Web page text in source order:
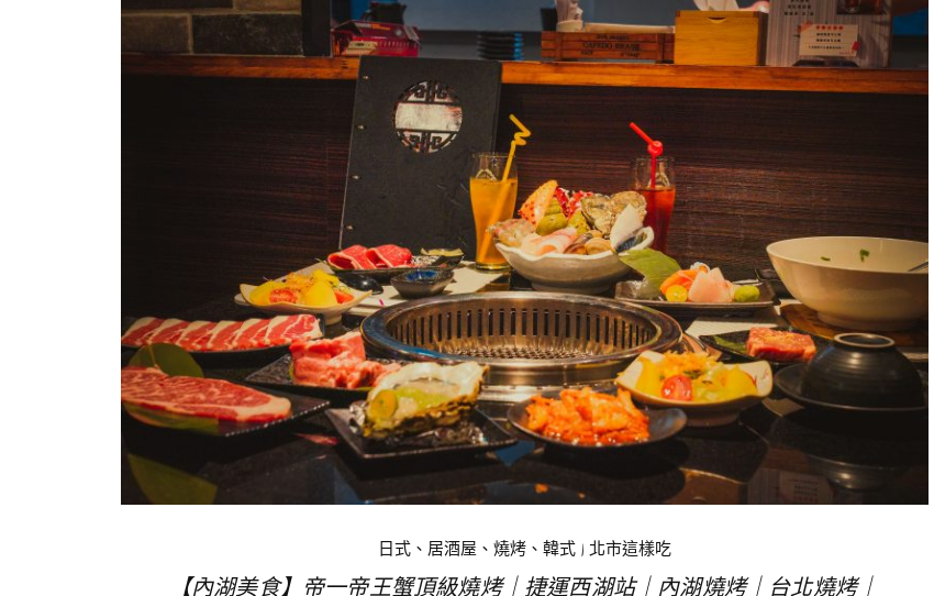
日式、居酒屋、燒烤、韓式| 北市這樣吃
【內湖美食】帝一帝王蟹頂級燒烤｜捷運西湖站｜內湖燒烤｜台北燒烤｜